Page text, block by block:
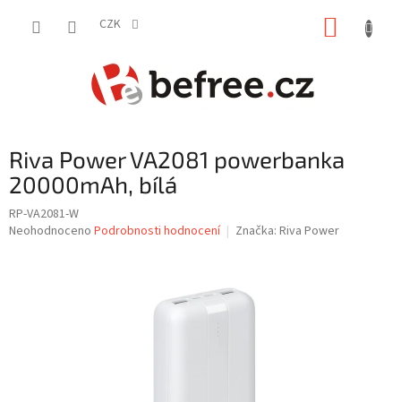
CZK
Riva Power VA2081 powerbanka
20000mAh, bílá
RP-VA2081-W
Průměrné
Neohodnoceno Podrobnosti hodnocení Značka: Riva Power